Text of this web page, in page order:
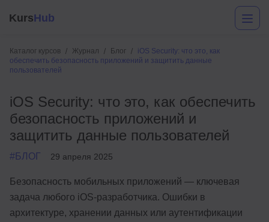
KursHub
Каталог курсов Журнал Блог
iOS Security: что это, как
обеспечить безопасность приложений и защитить данные
пользователей
iOS Security: что это, как обеспечить
безопасность приложений и
защитить данные пользователей
#БЛОГ 29 апреля 2025
Безопасность мобильных приложений — ключевая
задача любого iOS-разработчика. Ошибки в
архитектуре, хранении данных или аутентификации
Маркетинг
Дизайн